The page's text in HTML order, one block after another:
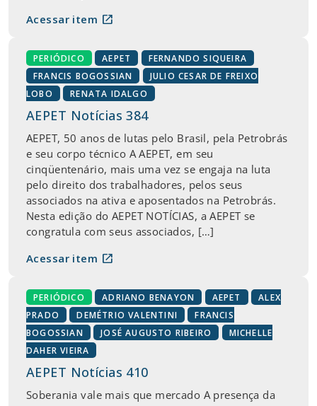
Acessar item open_in_new
PERIÓDICO AEPET
FERNANDO SIQUEIRA
FRANCIS BOGOSSIAN
JULIO CESAR DE FREIXO
LOBO
RENATA IDALGO
AEPET Notícias 384
AEPET, 50 anos de lutas pelo Brasil, pela Petrobrás
e seu corpo técnico A AEPET, em seu
cinqüentenário, mais uma vez se engaja na luta
pelo direito dos trabalhadores, pelos seus
associados na ativa e aposentados na Petrobrás.
Nesta edição do AEPET NOTÍCIAS, a AEPET se
congratula com seus associados, […]
Acessar item open_in_new
PERIÓDICO ADRIANO BENAYON AEPET
ALEX
PRADO
DEMÉTRIO VALENTINI
FRANCIS
BOGOSSIAN
JOSÉ AUGUSTO RIBEIRO
MICHELLE
DAHER VIEIRA
AEPET Notícias 410
Soberania vale mais que mercado A presença da